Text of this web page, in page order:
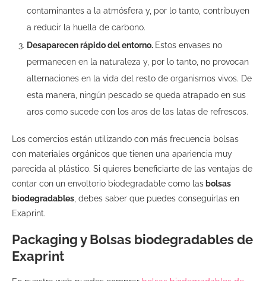
contaminantes a la atmósfera y, por lo tanto, contribuyen
a reducir la huella de carbono.
Desaparecen rápido del entorno. Estos envases no
permanecen en la naturaleza y, por lo tanto, no provocan
alternaciones en la vida del resto de organismos vivos. De
esta manera, ningún pescado se queda atrapado en sus
aros como sucede con los aros de las latas de refrescos.
Los comercios están utilizando con más frecuencia bolsas
con materiales orgánicos que tienen una apariencia muy
parecida al plástico. Si quieres beneficiarte de las ventajas de
contar con un envoltorio biodegradable como las bolsas
biodegradables , debes saber que puedes conseguirlas en
Exaprint.
Packaging y Bolsas biodegradables de
Exaprint